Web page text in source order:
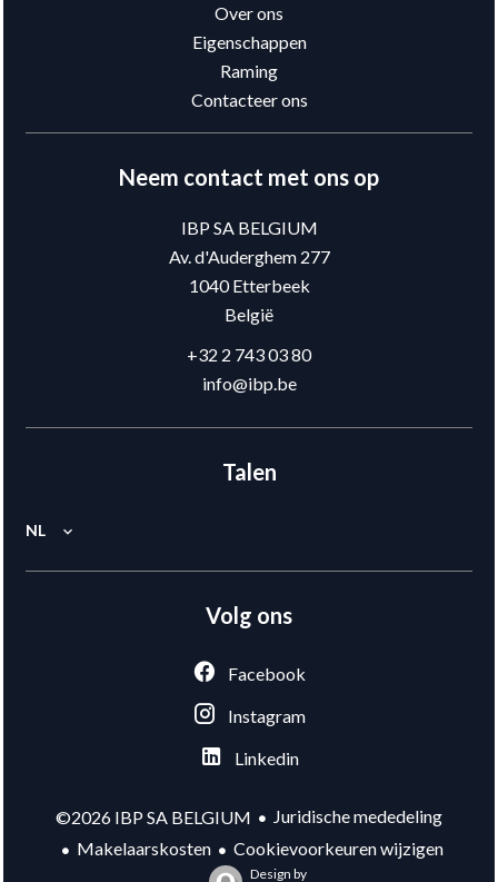
Over ons
Eigenschappen
Raming
Contacteer ons
Neem contact met ons op
IBP SA BELGIUM
Av. d'Auderghem 277
1040Etterbeek
België
+32 2 743 03 80
info@ibp.be
Talen
NL
Volg ons
Facebook
Instagram
Linkedin
©2026 IBP SA BELGIUM
Juridische mededeling
Makelaarskosten
Cookievoorkeuren wijzigen
Design by